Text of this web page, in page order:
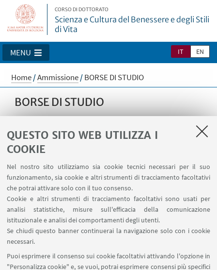
QUESTO SITO WEB UTILIZZA I
COOKIE
Nel nostro sito utilizziamo sia cookie tecnici necessari per il suo
funzionamento, sia cookie e altri strumenti di tracciamento facoltativi
che potrai attivare solo con il tuo consenso.
Cookie e altri strumenti di tracciamento facoltativi sono usati per
analisi statistiche, misure sull'efficacia della comunicazione
istituzionale e analisi dei comportamenti degli utenti.
Se chiudi questo banner continuerai la navigazione solo con i cookie
necessari.
Puoi esprimere il consenso sui cookie facoltativi attivando l'opzione in
"Personalizza cookie" e, se vuoi, potrai esprimere consensi più specifici
CORSO DI DOTTORATO
Scienza e Cultura del Benessere e degli Stili
di Vita
IT EN
MENU
Home/Ammissione/BORSE DI STUDIO
BORSE DI STUDIO
L'ammontare della borsa di studio è di circa
19.787 lordi per anno
mensile. La borsa èincrementata del 30% durante
i periodi all'esteroper periodi non inferiori a 1
mese continuativo e non superiori a 6 mesi. Le
borse di studio a tempo pieno saranno assegnate
ai migliori candidati su base competitiva.